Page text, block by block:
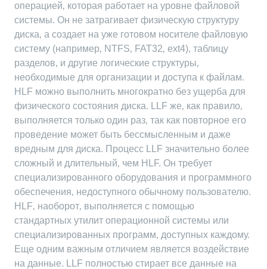
операцией‚ которая работает на уровне файловой
системы. Он не затрагивает физическую структуру
диска‚ а создает на уже готовом носителе файловую
систему (например‚ NTFS‚ FAT32‚ ext4)‚ таблицу
разделов‚ и другие логические структуры‚
необходимые для организации и доступа к файлам.
HLF можно выполнить многократно без ущерба для
физического состояния диска. LLF же‚ как правило‚
выполняется только один раз‚ так как повторное его
проведение может быть бессмысленным и даже
вредным для диска. Процесс LLF значительно более
сложный и длительный‚ чем HLF. Он требует
специализированного оборудования и программного
обеспечения‚ недоступного обычному пользователю.
HLF‚ наоборот‚ выполняется с помощью
стандартных утилит операционной системы или
специализированных программ‚ доступных каждому.
Еще одним важным отличием является воздействие
на данные. LLF полностью стирает все данные на